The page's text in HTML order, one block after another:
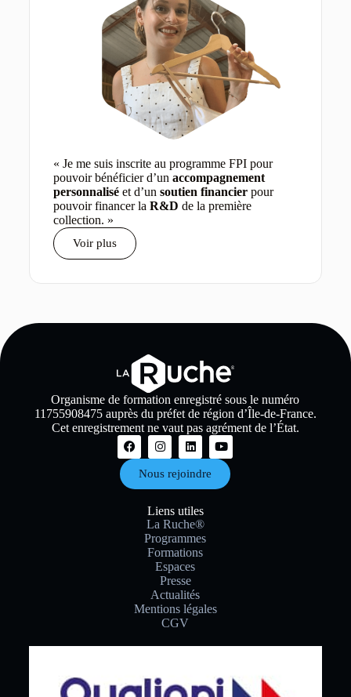
« Je me suis inscrite au programme FPI pour
pouvoir bénéficier d’un accompagnement
personnaliséet d’un soutien financierpour
pouvoir financer la R&D de la première
collection. »
Voir plus
Organisme de formation enregistré sous le numéro
11755908475 auprès du préfet de région d’Île-de-France.
Cet enregistrement ne vaut pas agrément de l’État.
Nous rejoindre
Liens utiles
La Ruche®
Programmes
Formations
Espaces
Presse
Actualités
Mentions légales
CGV